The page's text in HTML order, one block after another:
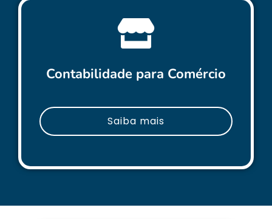
Contabilidade para Comércio
Saiba mais